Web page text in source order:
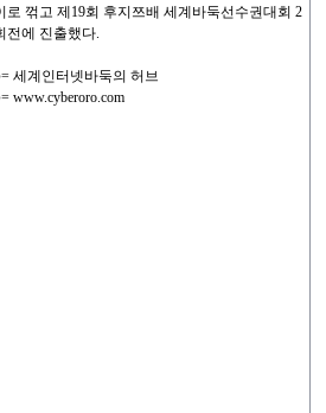
로 꺾고 제19회 후지쯔배 세계바둑선수권대회 2
전에 진출했다.
세계인터넷바둑의 허브
www.cyberoro.com